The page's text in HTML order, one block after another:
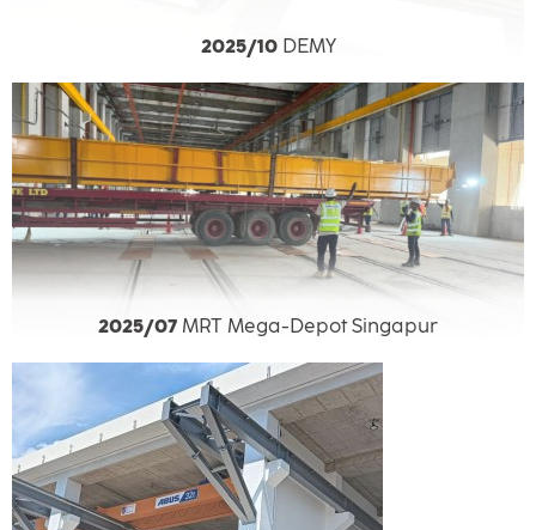
2025/10DEMY
2025/07 MRT Mega-Depot Singapur